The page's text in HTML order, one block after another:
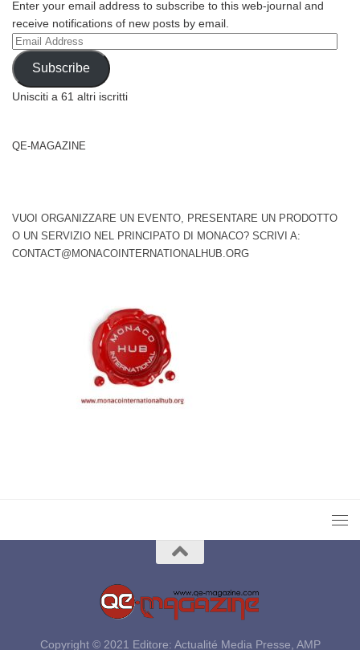
Enter your email address to subscribe to this web-journal and
receive notifications of new posts by email.
Email
Address
Subscribe
Unisciti a 61 altri iscritti
QE-MAGAZINE
VUOI ORGANIZZARE UN EVENTO, PRESENTARE UN PRODOTTO
O UN SERVIZIO NEL PRINCIPATO DI MONACO? SCRIVI A:
CONTACT@MONACOINTERNATIONALHUB.ORG
Copyright © 2021 Editore: Actualité Media Presse, AMP